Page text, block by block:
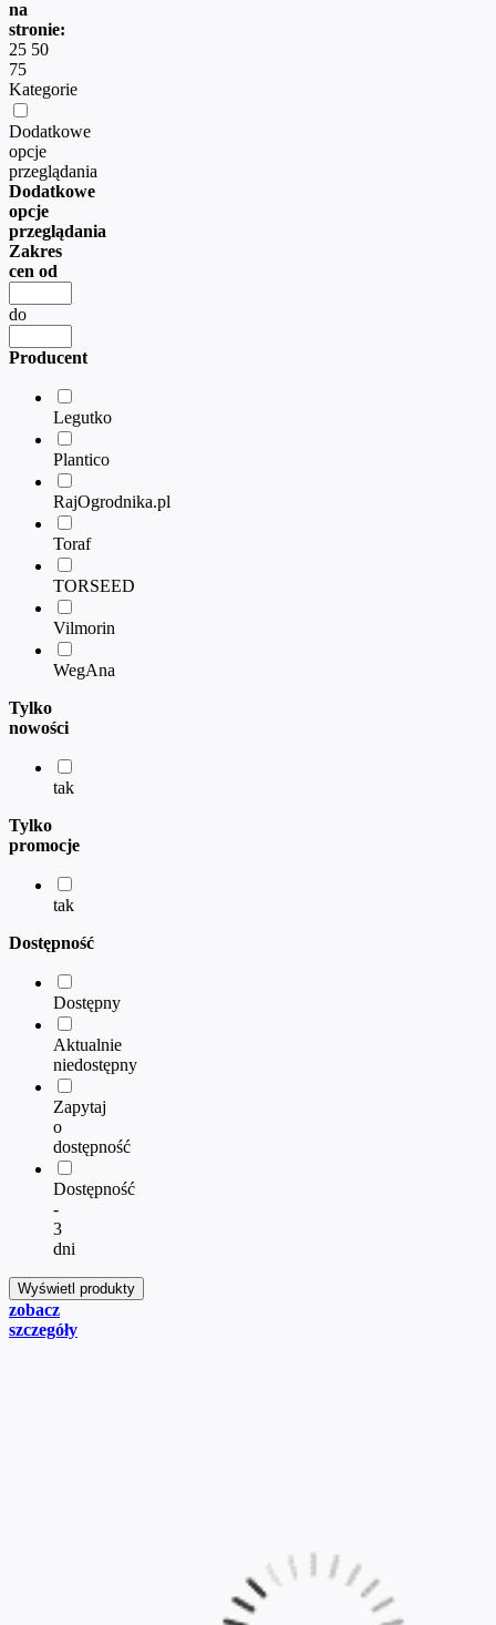
na
stronie:
25 50
75
Kategorie
Dodatkowe
opcje
przeglądania
Dodatkowe
opcje
przeglądania
Zakres
cen od
do
Producent
Legutko
Plantico
RajOgrodnika.pl
Toraf
TORSEED
Vilmorin
WegAna
Tylko
nowości
tak
Tylko
promocje
tak
Dostępność
Dostępny
Aktualnie
niedostępny
Zapytaj
o
dostępność
Dostępność
-
3
dni
zobacz
szczegóły